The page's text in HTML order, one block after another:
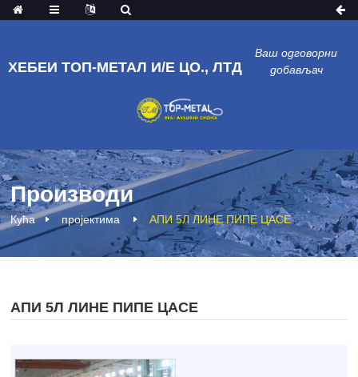
ХЕБЕИ ТОП-МЕТАЛ И/Е ЦО., ЛТД
Ваш одговорни
добављач
Производи
Кућа пројектима АПИ 5Л ЛИНЕ ПИПЕ ЦАСЕ
АПИ 5Л ЛИНЕ ПИПЕ ЦАСЕ